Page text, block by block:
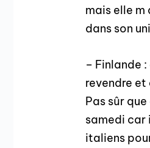
mais elle m
dans son
– Finlande :
revendre
Pas sûr
samedi car
italiens